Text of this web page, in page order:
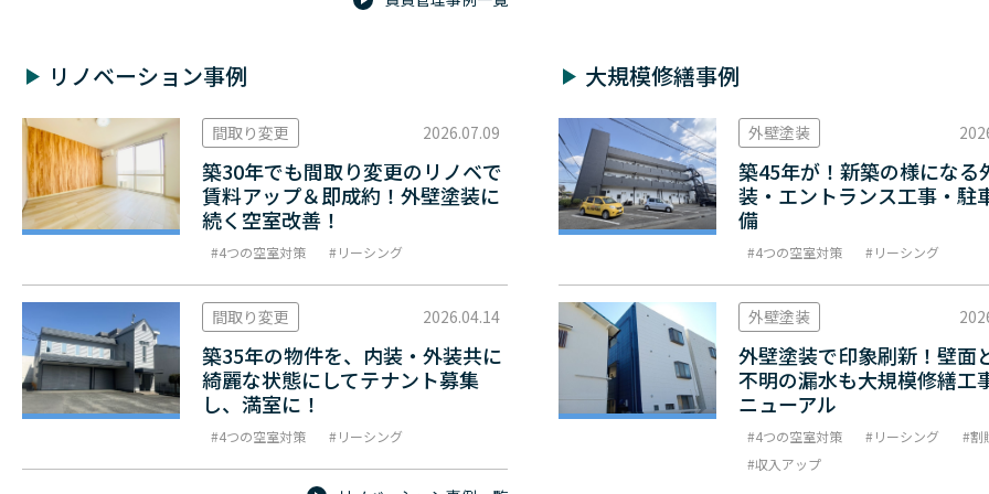
リノベーション事例
間取り変更 2026.07.09
築30年でも間取り変更のリノベで
賃料アップ＆即成約！外壁塗装に
続く空室改善！
4つの空室対策 リーシング
間取り変更 2026.04.14
築35年の物件を、内装・外装共に
綺麗な状態にしてテナント募集
し、満室に！
4つの空室対策 リーシング
大規模修繕事例
外壁塗装
築45年が！新築の様になる
装・エントランス工事・駐
備
4つの空室対策 リーシング
外壁塗装
外壁塗装で印象刷新！壁面
不明の漏水も大規模修繕工
ニューアル
4つの空室対策 リーシング
割
収入アップ